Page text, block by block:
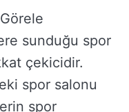
sunduğu spor
çekicidir.
spor salonu
spor